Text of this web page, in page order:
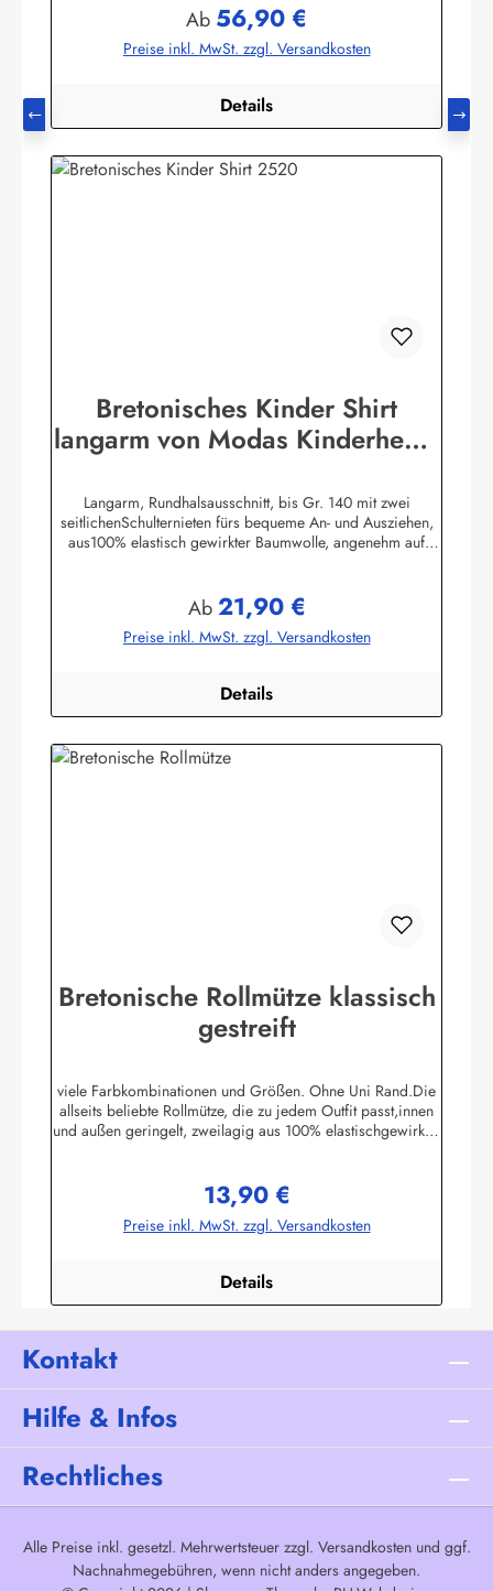
g/m²) Herstellerinformationen:AS Bekleidungswerk
GmbHHeglitzer Str. 1226409 Wittmundinfo@modas-
bekleidung.de
Regulärer Preis:
Ab 56,90 €
Preise inkl. MwSt. zzgl. Versandkosten
Details
Bretonisches Kinder Shirt
langarm von Modas Kinderhemd
Langarm, Rundhalsausschnitt, bis Gr. 140 mit zwei
seitlichenSchulternieten fürs bequeme An- und Ausziehen,
aus100% elastisch gewirkter Baumwolle, angenehm auf
GmbHHeglitzer Str. 1226409 Wittmundinfo@modas-
bekleidung.de
Regulärer Preis:
Ab21,90 €
Preise inkl. MwSt. zzgl. Versandkosten
Details
Bretonische Rollmütze klassisch
gestreift
viele Farbkombinationen und Größen. Ohne Uni Rand.Die
allseits beliebte Rollmütze, die zu jedem Outfit passt,innen
und außen geringelt, zweilagig aus 100% elastischgewirkter
zu allen Ringelmuster - Hemden. Größe 0 - bis 46 cm
Kopfumfang (bis 18 Monate)Größe 1 - bis 52 cm
Kopfumfang (Kleinkinder)Größe 2 - bis 55 cm Kopfumfang
cm Kopfumfang Herstellerinformationen:AS
Bekleidungswerk GmbHHeglitzer Str. 1226409
Wittmundinfo@modas-bekleidung.de
Regulärer Preis:
13,90 €
Preise inkl. MwSt. zzgl. Versandkosten
Details
Kontakt
Hilfe & Infos
Rechtliches
Alle Preise inkl. gesetzl. Mehrwertsteuer zzgl. Versandkostenund ggf.
Nachnahmegebühren, wenn nicht anders angegeben.